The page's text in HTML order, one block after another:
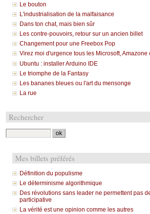
Le bouton
L'industrialisation de la malfaisance
Dans ton chat, mais bien sûr
Les contre-pouvoirs, retour sur un ancien billet
Changement pour une Freebox Pop
Virez moi d'urgence tous les Microsoft, Amazone
Ubuntu : installer Arduino IDE
Le triomphe de la Fantasy
Les bananes bleues ou l'art du mensonge
La rue
Rechercher
Mes billets préférés
Définition du populisme
Le déterminisme algorithmique
Des révolutions sans leader ne permettent pas
participative
La vérité est une opinion comme les autres